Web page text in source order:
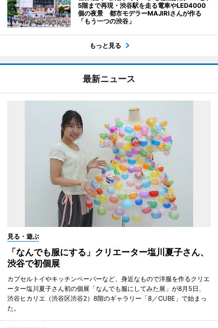
5階まで再現・渋谷駅を走る電車やLED4000
個の夜景 都市モデラーMAJIRIさんが作る
「もう一つの渋谷」
もっと見る
最新ニュース
見る・遊ぶ
「なんでも服にする」クリエーター塩川夏子さん、
渋谷で初個展
カプセルトイやキッチンペーパーなど、身近なもので洋服を作るクリエ
ーター塩川夏子さん初の個展「なんでも服にしてみた展」が8月5日、
渋谷ヒカリエ（渋谷区渋谷2）8階のギャラリー「8／CUBE」で始まっ
た。